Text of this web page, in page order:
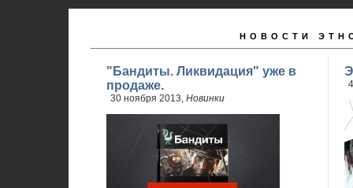
НОВОСТИ
"Бандиты. Ликвидация" уже в
продаже.
30 ноября 2013, Новинки